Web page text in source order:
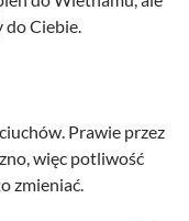
do Ciebie.
Prawie przez
więc potliwość
zmieniać.